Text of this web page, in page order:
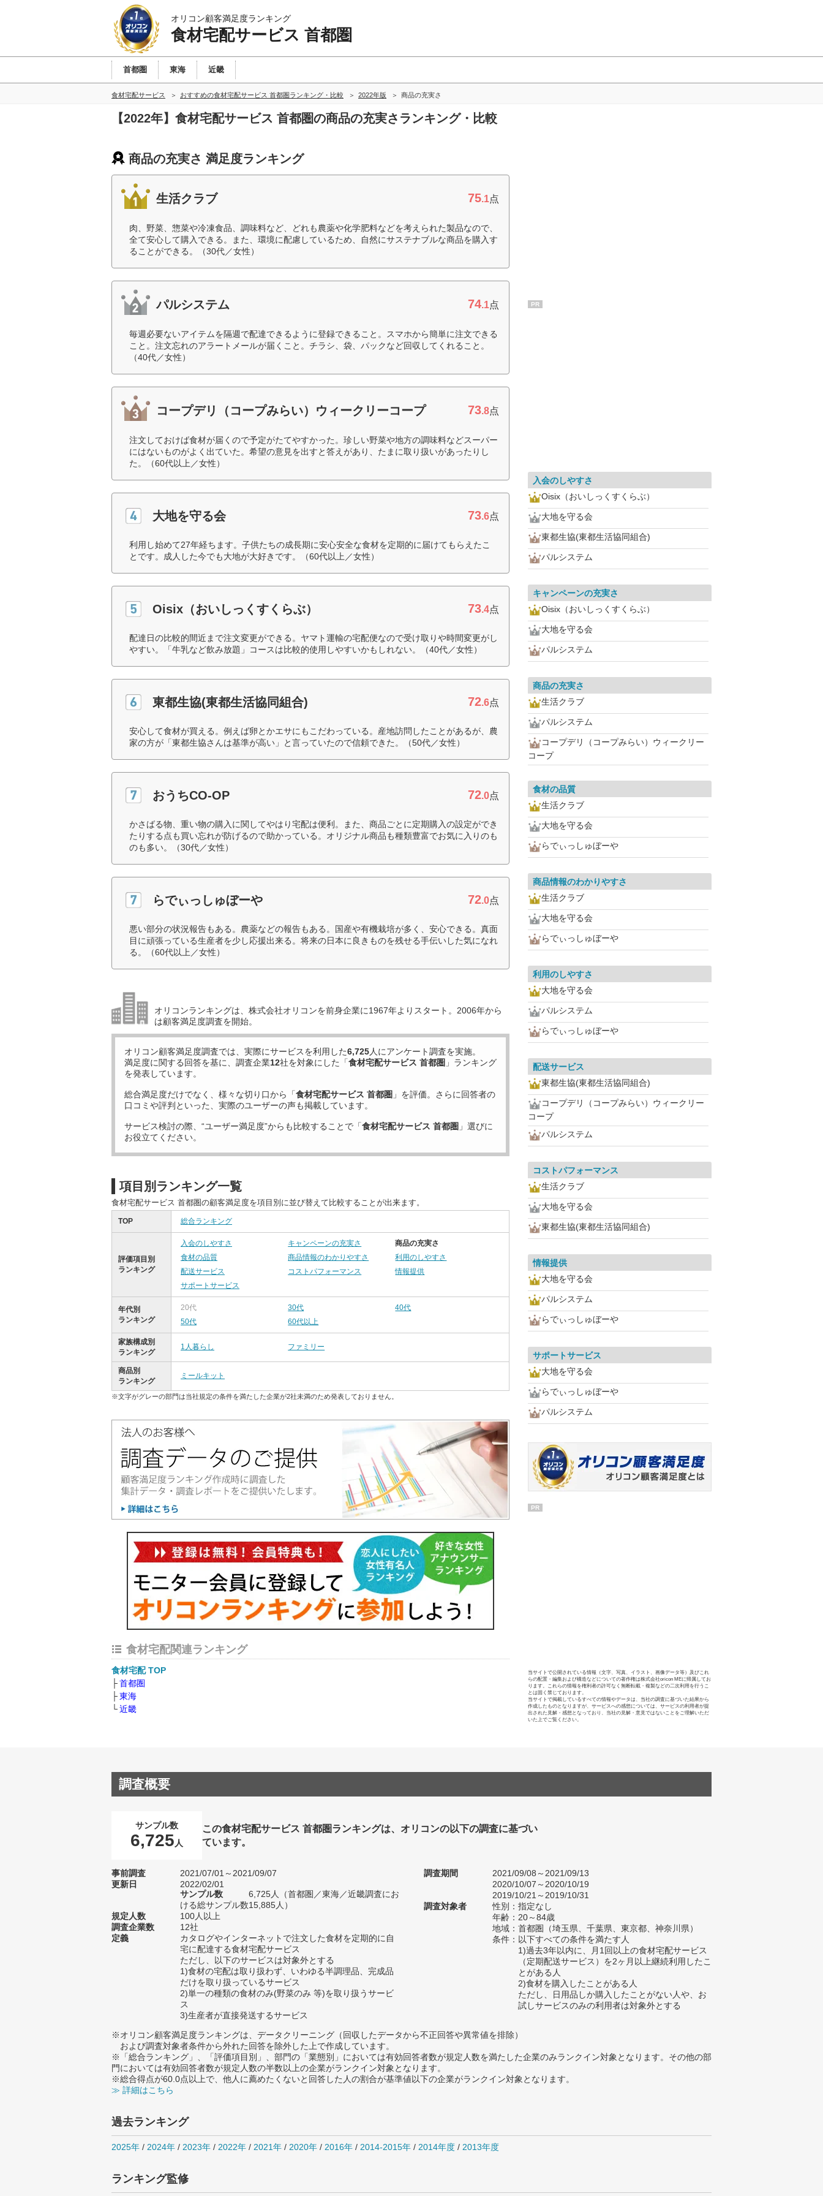
オリコン顧客満足度ランキング
食材宅配サービス 首都圏
首都圏 東海 近畿
食材宅配サービス おすすめの食材宅配サービス 首都圏ランキング・比較 2022年版 商品の充実さ
【2022年】食材宅配サービス 首都圏の商品の充実さランキング・比較
商品の充実さ 満足度ランキング
生活クラブ 75.1点
肉、野菜、惣菜や冷凍食品、調味料など、どれも農薬や化学肥料などを考えられた製品なので、
全て安心して購入できる。また、環境に配慮しているため、自然にサステナブルな商品を購入す
ることができる。（30代／女性）
パルシステム 74.1点
毎週必要ないアイテムを隔週で配達できるように登録できること。スマホから簡単に注文できる
こと。注文忘れのアラートメールが届くこと。チラシ、袋、パックなど回収してくれること。
（40代／女性）
コープデリ（コープみらい）ウィークリーコープ 73.8点
注文しておけば食材が届くので予定がたてやすかった。珍しい野菜や地方の調味料などスーパー
にはないものがよく出ていた。希望の意見を出すと答えがあり、たまに取り扱いがあったりし
た。（60代以上／女性）
大地を守る会 73.6点
利用し始めて27年経ちます。子供たちの成長期に安心安全な食材を定期的に届けてもらえたこ
とです。成人した今でも大地が大好きです。（60代以上／女性）
Oisix（おいしっくすくらぶ） 73.4点
配達日の比較的間近まで注文変更ができる。ヤマト運輸の宅配便なので受け取りや時間変更がし
やすい。「牛乳など飲み放題」コースは比較的使用しやすいかもしれない。（40代／女性）
東都生協(東都生活協同組合) 72.6点
安心して食材が買える。例えば卵とかエサにもこだわっている。産地訪問したことがあるが、農
家の方が「東都生協さんは基準が高い」と言っていたので信頼できた。（50代／女性）
おうちCO-OP 72.0点
かさばる物、重い物の購入に関してやはり宅配は便利。また、商品ごとに定期購入の設定ができ
たりする点も買い忘れが防げるので助かっている。オリジナル商品も種類豊富でお気に入りのも
のも多い。（30代／女性）
らでぃっしゅぼーや 72.0点
悪い部分の状況報告もある。農薬などの報告もある。国産や有機栽培が多く、安心できる。真面
目に頑張っている生産者を少し応援出来る。将来の日本に良きものを残せる手伝いした気になれ
る。（60代以上／女性）
オリコンランキングは、株式会社オリコンを前身企業に1967年よりスタート。2006年から
は顧客満足度調査を開始。
オリコン顧客満足度調査では、実際にサービスを利用した6,725人にアンケート調査を実施。
満足度に関する回答を基に、調査企業12社を対象にした「食材宅配サービス 首都圏 」ランキング
を発表しています。
総合満足度だけでなく、様々な切り口から「食材宅配サービス 首都圏 」を評価。さらに回答者の
口コミや評判といった、実際のユーザーの声も掲載しています。
サービス検討の際、“ユーザー満足度”からも比較することで「食材宅配サービス 首都圏 」選びに
お役立てください。
項目別ランキング一覧
食材宅配サービス 首都圏の顧客満足度を項目別に並び替えて比較することが出来ます。
TOP 総合ランキング
評価項目別
ランキング
入会のしやすさ キャンペーンの充実さ
商品の充実さ
食材の品質
商品情報のわかりやすさ
利用のしやすさ
配送サービス
コストパフォーマンス
情報提供
サポートサービス
年代別
ランキング
20代 30代
40代
50代
60代以上
家族構成別
ランキング
1人暮らし ファミリー
商品別
ランキング
ミールキット
※文字がグレーの部門は当社規定の条件を満たした企業が2社未満のため発表しておりません。
食材宅配関連ランキング
食材宅配 TOP
首都圏
東海
近畿
PR
入会のしやすさ
Oisix（おいしっくすくらぶ）
大地を守る会
東都生協(東都生活協同組合)
パルシステム
キャンペーンの充実さ
Oisix（おいしっくすくらぶ）
大地を守る会
パルシステム
商品の充実さ
生活クラブ
パルシステム
コープデリ（コープみらい）ウィークリー
コープ
食材の品質
生活クラブ
大地を守る会
らでぃっしゅぼーや
商品情報のわかりやすさ
生活クラブ
大地を守る会
らでぃっしゅぼーや
利用のしやすさ
大地を守る会
パルシステム
らでぃっしゅぼーや
配送サービス
東都生協(東都生活協同組合)
コープデリ（コープみらい）ウィークリー
コープ
パルシステム
コストパフォーマンス
生活クラブ
大地を守る会
東都生協(東都生活協同組合)
情報提供
大地を守る会
パルシステム
らでぃっしゅぼーや
サポートサービス
大地を守る会
らでぃっしゅぼーや
パルシステム
PR
当サイトで公開されている情報（文字、写真、イラスト、画像データ等）及びこれ
らの配置・編集および構造などについての著作権は株式会社oricon MEに帰属してお
ります。これらの情報を権利者の許可なく無断転載・複製などの二次利用を行うこ
とは固く禁じております。
当サイトで掲載しているすべての情報やデータは、当社の調査に基づいた結果から
作成したものとなりますが、サービスへの感想については、サービスの利用者が提
出された見解・感想となっており、当社の見解・意見ではないことをご理解いただ
いた上でご覧ください。
調査概要
サンプル数
6,725 人
この食材宅配サービス 首都圏ランキングは、オリコンの以下の調査に基づい
ています。
事前調査
2021/07/01～2021/09/07
更新日
2022/02/01
サンプル数
6,725人（首都圏／東海／近畿調査にお
ける総サンプル数15,885人）
規定人数
100人以上
調査企業数
12社
定義
カタログやインターネットで注文した食材を定期的に自
宅に配達する食材宅配サービス
ただし、以下のサービスは対象外とする
1)食材の宅配は取り扱わず、いわゆる半調理品、完成品
だけを取り扱っているサービス
2)単一の種類の食材のみ(野菜のみ 等)を取り扱うサービ
ス
3)生産者が直接発送するサービス
調査期間
2021/09/08～2021/09/13
2020/10/07～2020/10/19
2019/10/21～2019/10/31
調査対象者
性別：指定なし
年齢：20～84歳
地域：首都圏（埼玉県、千葉県、東京都、神奈川県）
条件：以下すべての条件を満たす人
1)過去3年以内に、月1回以上の食材宅配サービス
（定期配送サービス）を2ヶ月以上継続利用したこ
とがある人
2)食材を購入したことがある人
ただし、日用品しか購入したことがない人や、お
試しサービスのみの利用者は対象外とする
※オリコン顧客満足度ランキングは、データクリーニング（回収したデータから不正回答や異常値を排除）
および調査対象者条件から外れた回答を除外した上で作成しています。
※「総合ランキング」、「評価項目別」、部門の「業態別」においては有効回答者数が規定人数を満たした企業のみランクイン対象となります。その他の部
門においては有効回答者数が規定人数の半数以上の企業がランクイン対象となります。
※総合得点が60.0点以上で、他人に薦めたくないと回答した人の割合が基準値以下の企業がランクイン対象となります。
≫ 詳細はこちら
過去ランキング
2025年 / 2024年 / 2023年 / 2022年 / 2021年 / 2020年 / 2016年 / 2014-2015年 / 2014年度 / 2013年度
ランキング監修